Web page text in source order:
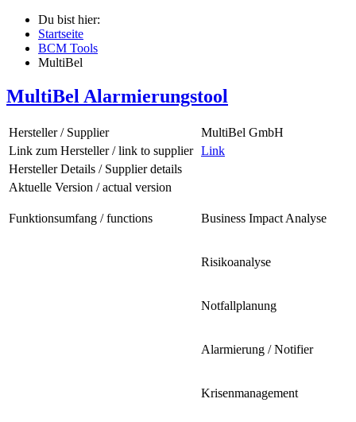
Du bist hier:
Startseite
BCM Tools
MultiBel
MultiBel Alarmierungstool
Hersteller / Supplier
MultiBel GmbH
Link zum Hersteller / link to supplier Link
Hersteller Details / Supplier details
Aktuelle Version / actual version
Funktionsumfang / functions Business Impact Analyse
Risikoanalyse
Notfallplanung
Alarmierung / Notifier
Krisenmanagement